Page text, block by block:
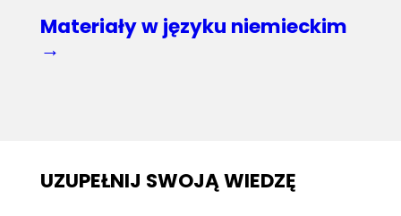
Materiały w języku niemieckim
→
UZUPEŁNIJ SWOJĄ WIEDZĘ